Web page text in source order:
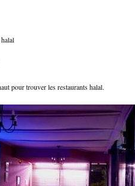
pour trouver les restaurants halal.